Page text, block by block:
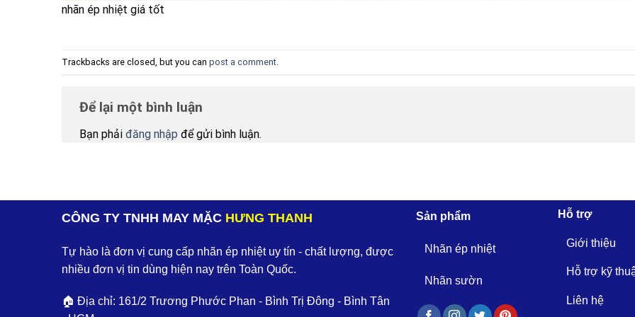
nhãn ép nhiệt giá tốt
Trackbacks are closed, but you can post a comment
Để lại một bình luận
Bạn phải đăng nhập để gửi bình luận.
CÔNG TY TNHH MAY MẶC HƯNG THANH
Tự hào là đơn vị cung cấp nhãn ép nhiệt uy tín - chất lượng, được
nhiều đơn vị tin dùng hiện nay trên Toàn Quốc.
🏠 Địa chỉ: 161/2 Trương Phước Phan - Bình Trị Đông - Bình Tân
Sản phẩm
Nhãn ép nhiệt
Nhãn sườn
Hỗ trợ
Giới thiệu
Hỗ trợ kỹ
Liên hệ